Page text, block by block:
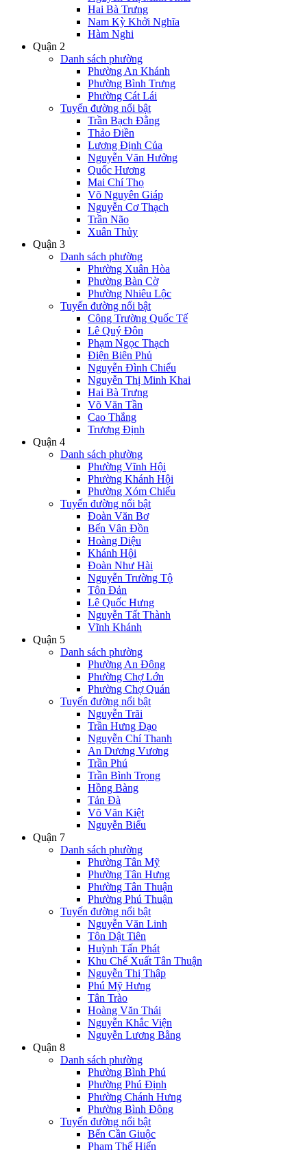
Hai Bà Trưng
Nam Kỳ Khởi Nghĩa
Hàm Nghi
Quận 2
Danh sách phường
Phường An Khánh
Phường Bình Trưng
Phường Cát Lái
Tuyến đường nổi bật
Trần Bạch Đằng
Thảo Điền
Lương Định Của
Nguyễn Văn Hưởng
Quốc Hương
Mai Chí Thọ
Võ Nguyên Giáp
Nguyễn Cơ Thạch
Trần Não
Xuân Thủy
Quận 3
Danh sách phường
Phường Xuân Hòa
Phường Bàn Cờ
Phường Nhiêu Lộc
Tuyến đường nổi bật
Công Trường Quốc Tế
Lê Quý Đôn
Phạm Ngọc Thạch
Điện Biên Phủ
Nguyễn Đình Chiểu
Nguyễn Thị Minh Khai
Hai Bà Trưng
Võ Văn Tần
Cao Thắng
Trương Định
Quận 4
Danh sách phường
Phường Vĩnh Hội
Phường Khánh Hội
Phường Xóm Chiếu
Tuyến đường nổi bật
Đoàn Văn Bơ
Bến Vân Đồn
Hoàng Diệu
Khánh Hội
Đoàn Như Hài
Nguyễn Trường Tộ
Tôn Đản
Lê Quốc Hưng
Nguyễn Tất Thành
Vĩnh Khánh
Quận 5
Danh sách phường
Phường An Đông
Phường Chợ Lớn
Phường Chợ Quán
Tuyến đường nổi bật
Nguyễn Trãi
Trần Hưng Đạo
Nguyễn Chí Thanh
An Dương Vương
Trần Phú
Trần Bình Trọng
Hồng Bàng
Tản Đà
Võ Văn Kiệt
Nguyễn Biểu
Quận 7
Danh sách phường
Phường Tân Mỹ
Phường Tân Hưng
Phường Tân Thuận
Phường Phú Thuận
Tuyến đường nổi bật
Nguyễn Văn Linh
Tôn Dật Tiên
Huỳnh Tấn Phát
Khu Chế Xuất Tân Thuận
Nguyễn Thị Thập
Phú Mỹ Hưng
Tân Trào
Hoàng Văn Thái
Nguyễn Khắc Viện
Nguyễn Lương Bằng
Quận 8
Danh sách phường
Phường Bình Phú
Phường Phú Định
Phường Chánh Hưng
Phường Bình Đông
Tuyến đường nổi bật
Bến Cần Giuộc
Phạm Thế Hiển